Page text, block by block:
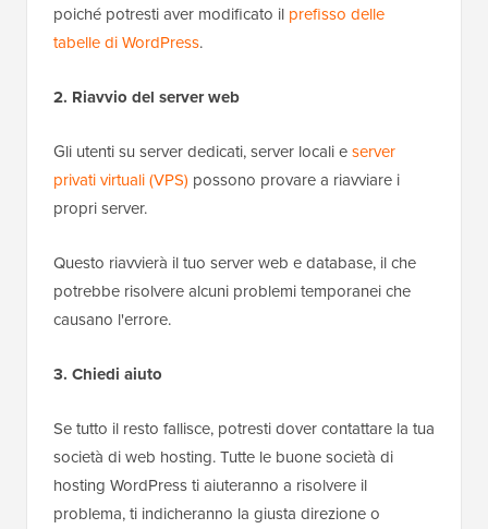
poiché potresti aver modificato il prefisso delle
tabelle di WordPress.
2. Riavvio del server web
Gli utenti su server dedicati, server locali eserver
privati virtuali (VPS) possono provare a riavviare i
propri server.
Questo riavvierà il tuo server web e database, il che
potrebbe risolvere alcuni problemi temporanei che
causano l'errore.
3. Chiedi aiuto
Se tutto il resto fallisce, potresti dover contattare la tua
società di web hosting. Tutte le buone società di
hosting WordPress ti aiuteranno a risolvere il
problema, ti indicheranno la giusta direzione o